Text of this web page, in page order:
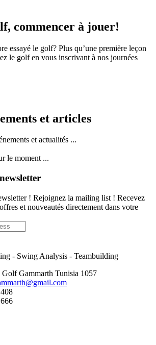
commencer à jouer!
essayé le golf? Plus qu’une première leçon
le golf en vous inscrivant à nos journées
et articles
et actualités ...
le moment ...
! Rejoignez la mailing list ! Recevez
et nouveautés directement dans votre
- Swing Analysis - Teambuilding
Golf Gammarth Tunisia 1057